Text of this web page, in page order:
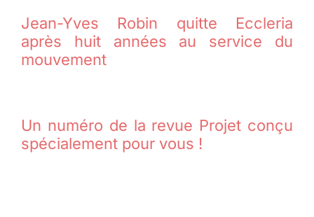
Jean-Yves Robin quitte Eccleria
après huit années au service du
mouvement
Un numéro de la revue Projet conçu
spécialement pour vous !